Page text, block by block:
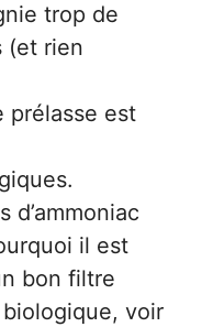
trop de
(et rien
prélasse est
d’ammoniac
il est
bon filtre
voir